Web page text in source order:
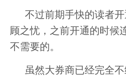
不过前期手快的读者
顾之忧，之前开通的时候
不需要的。
虽然大券商已经完全